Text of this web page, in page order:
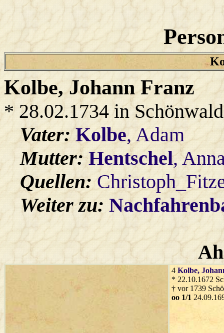
Kolbe, Johann Franz
* 28.02.1734 in
Vater:Kolbe, Adam
Mutter:Hentschel,
Quellen:
Weiter zu:
4 Kolbe,
* 22.10.1672
† vor 1739
oo 1/1